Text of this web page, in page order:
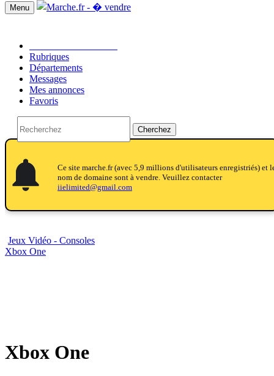
Menu
Rubriques
Départements
Messages
Mes annonces
Favoris
Cherchez
notifications
notifications
Ce site marche.fr (avec 5,9 millions d'utilisateurs enregistriés) et
nom de domaine sont à vendre. Veuillez contacter
iielimited@gmail.com
Jeux Vidéo - Consoles
Xbox One
Xbox One